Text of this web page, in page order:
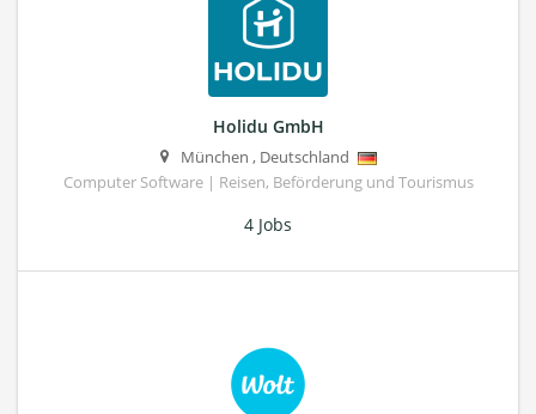
Holidu GmbH
München , Deutschland
Computer Software | Reisen, Beförderung und Tourismus
4 Jobs